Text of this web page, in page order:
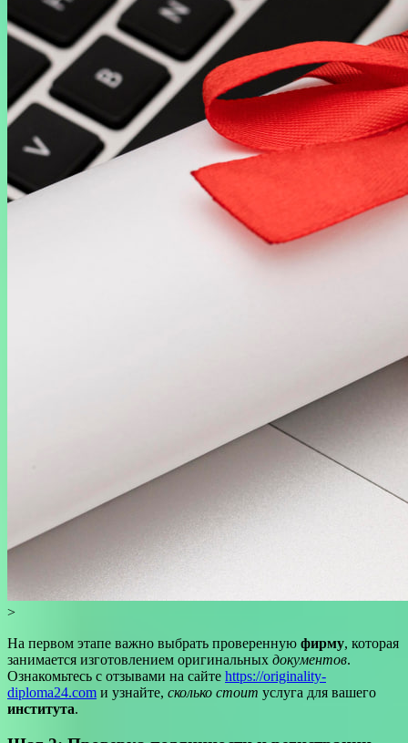
>
На первом этапе важно выбрать проверенную фирму, которая
занимается изготовлением оригинальных документов.
Ознакомьтесь с отзывами на сайте https://originality-
diploma24.com и узнайте, сколько стоит услуга для вашего
института.